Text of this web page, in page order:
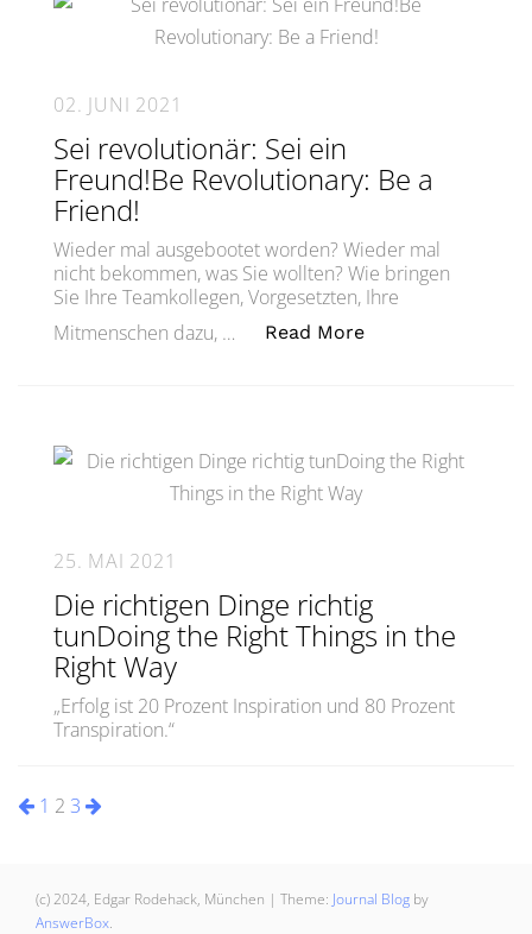
02. JUNI 2021
Sei revolutionär: Sei ein
Freund!Be Revolutionary: Be a
Friend!
Wieder mal ausgebootet worden? Wieder mal
nicht bekommen, was Sie wollten? Wie bringen
Sie Ihre Teamkollegen, Vorgesetzten, Ihre
Mitmenschen dazu, …
Read More„Sei revolutionär:
25. MAI 2021
Die richtigen Dinge richtig
tunDoing the Right Things in the
Right Way
„Erfolg ist 20 Prozent Inspiration und 80 Prozent
Transpiration.“
Seitennummerierung
Beiträge
1 2 3
(c) 2024, Edgar Rodehack, München | Theme: Journal Blog by
AnswerBox.